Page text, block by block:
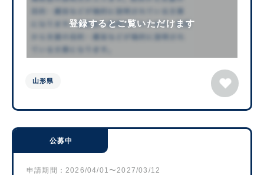
登録するとご覧いただけます
山形県
公募中
申請期間：2026/04/01〜2027/03/12